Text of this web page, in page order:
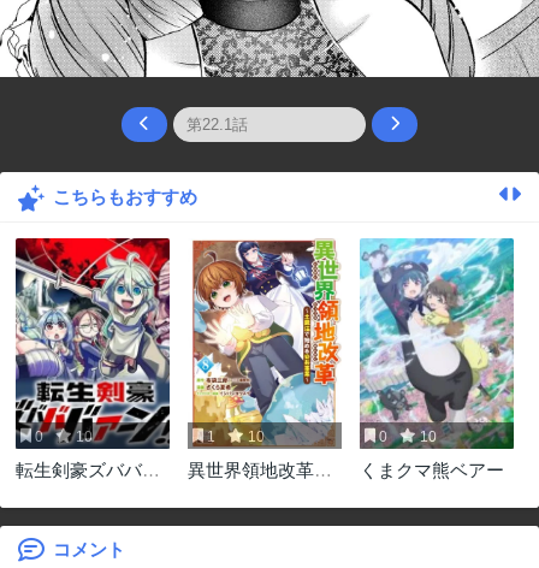
こちらもおすすめ
0 10
転生剣豪ズバババ
1 10
異世界領地改革～
0 10
くまクマ熊ベアー
コメント